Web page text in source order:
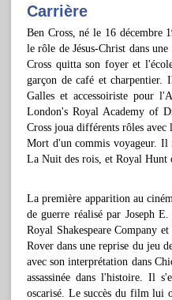
Carrière
Ben Cross, né le 16 décembre
le rôle de Jésus-Christ dans
Cross quitta son foyer et
garçon de café et charpentier.
Galles et accessoiriste pour
London's Royal Academy of
Cross joua différents rôles
Mort d'un commis voyageur. Il
La Nuit des rois, et Royal Hunt
La première apparition au
de guerre réalisé par Joseph
Royal Shakespeare Company
Rover dans une reprise du jeu
avec son interprétation dans
assassinée dans l'histoire. Il
oscarisé. Le succès du film lui